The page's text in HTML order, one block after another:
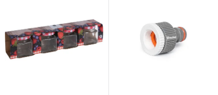
t
o
v
u
k
t